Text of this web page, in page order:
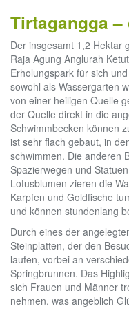
Tirtagangga
Der insgesamt 1,2 Hektar
Raja Agung Anglurah
Erholungspark für sich
sowohl als Wassergarten
von einer heiligen Quelle
der Quelle direkt in die
Schwimmbecken können
ist sehr flach gebaut, in
schwimmen. Die anderen
Spazierwegen und
Lotusblumen zieren die
Karpfen und Goldfische
und können stundenlang
Durch eines der
Steinplatten, der den
laufen, vorbei an
Springbrunnen. Das
sich Frauen und Männer
nehmen, was angeblich